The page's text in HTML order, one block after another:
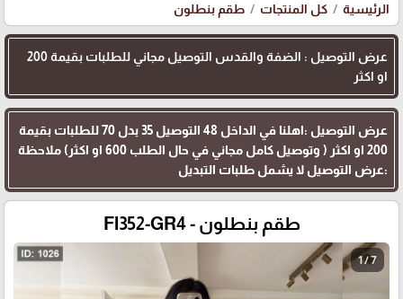
الرئيسية كل المنتجات طقم بنطلون
عرض التوصيل : الضفة والقدس التوصيل مجاني للطلبات بقيمة 200
او اكثر
عرض التوصيل :اهلنا في الداخل 48 التوصيل 35 بدل 70 للطلبات بقيمة
200 او اكثر ( وتوصيل كامل مجاني في حال الطلب 600 او اكثر) ملاحظة
:عرض التوصيل لا يشمل طلبات التبديل
طقم بنطلون - Fl352-GR4
1 / 7